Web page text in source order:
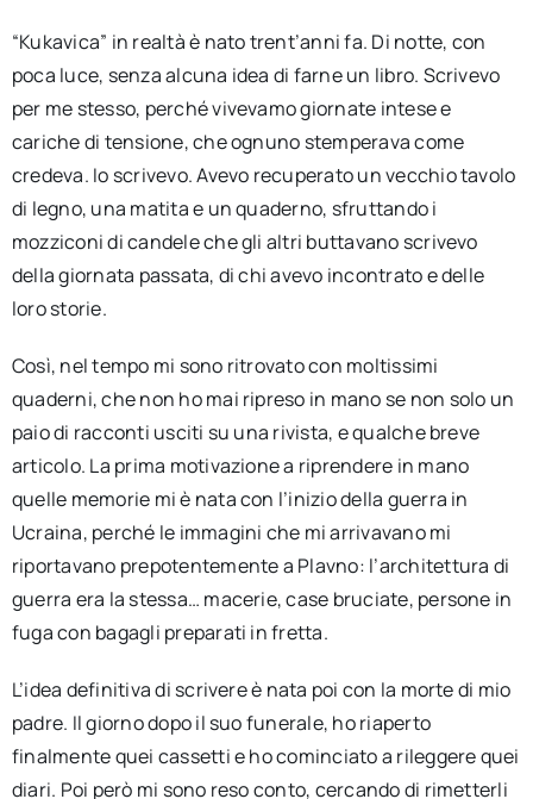
“Kukavica” in realtà è nato trent’anni fa. Di notte, con
poca luce, senza alcuna idea di farne un libro. Scrivevo
per me stesso, perché vivevamo giornate intese e
cariche di tensione, che ognuno stemperava come
credeva. Io scrivevo. Avevo recuperato un vecchio tavolo
di legno, una matita e un quaderno, sfruttando i
mozziconi di candele che gli altri buttavano scrivevo
della giornata passata, di chi avevo incontrato e delle
loro storie.
Così, nel tempo mi sono ritrovato con moltissimi
quaderni, che non ho mai ripreso in mano se non solo un
paio di racconti usciti su una rivista, e qualche breve
articolo. La prima motivazione a riprendere in mano
quelle memorie mi è nata con l’inizio della guerra in
Ucraina, perché le immagini che mi arrivavano mi
riportavano prepotentemente a Plavno: l’architettura di
guerra era la stessa… macerie, case bruciate, persone in
fuga con bagagli preparati in fretta.
L’idea definitiva di scrivere è nata poi con la morte di mio
padre. Il giorno dopo il suo funerale, ho riaperto
finalmente quei cassetti e ho cominciato a rileggere quei
diari. Poi però mi sono reso conto, cercando di rimetterli